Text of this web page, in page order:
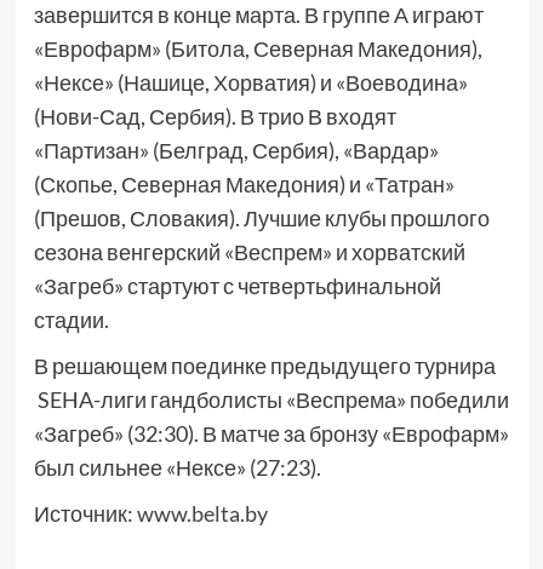
завершится в конце марта. В группе А играют
«Еврофарм» (Битола, Северная Македония),
«Нексе» (Нашице, Хорватия) и «Воеводина»
(Нови-Сад, Сербия). В трио В входят
«Партизан» (Белград, Сербия), «Вардар»
(Скопье, Северная Македония) и «Татран»
(Прешов, Словакия). Лучшие клубы прошлого
сезона венгерский «Веспрем» и хорватский
«Загреб» стартуют с четвертьфинальной
стадии.
В решающем поединке предыдущего турнира
SEHA-лиги гандболисты «Веспрема» победили
«Загреб» (32:30). В матче за бронзу «Еврофарм»
был сильнее «Нексе» (27:23).
Источник:www.belta.by